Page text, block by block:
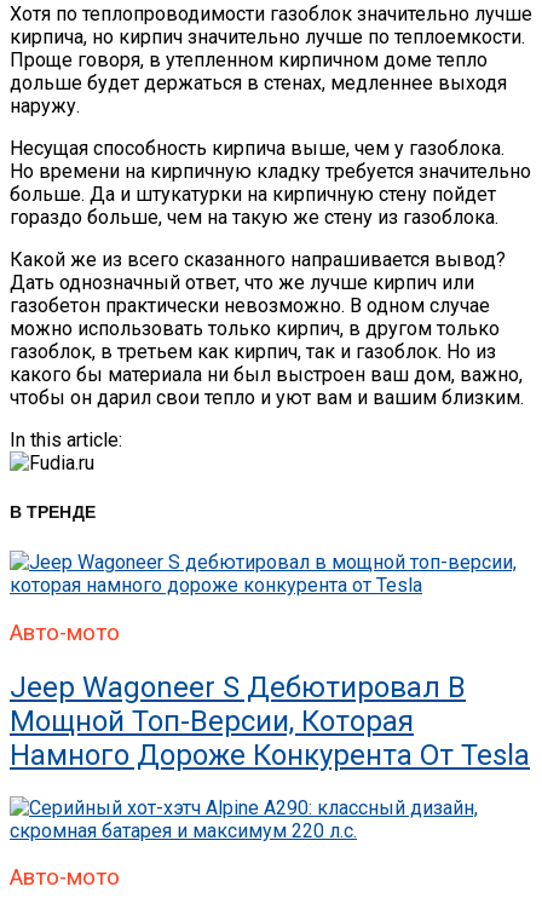
Хотя по теплопроводимости газоблок значительно лучше
кирпича, но кирпич значительно лучше по теплоемкости.
Проще говоря, в утепленном кирпичном доме тепло
дольше будет держаться в стенах, медленнее выходя
наружу.
Несущая способность кирпича выше, чем у газоблока.
Но времени на кирпичную кладку требуется значительно
больше. Да и штукатурки на кирпичную стену пойдет
гораздо больше, чем на такую же стену из газоблока.
Какой же из всего сказанного напрашивается вывод?
Дать однозначный ответ, что же лучше кирпич или
газобетон практически невозможно. В одном случае
можно использовать только кирпич, в другом только
газоблок, в третьем как кирпич, так и газоблок. Но из
какого бы материала ни был выстроен ваш дом, важно,
чтобы он дарил свои тепло и уют вам и вашим близким.
In this article:
В ТРЕНДЕ
Авто-мото
Jeep Wagoneer S Дебютировал В
Мощной Топ-Версии, Которая
Намного Дороже Конкурента От Tesla
Авто-мото